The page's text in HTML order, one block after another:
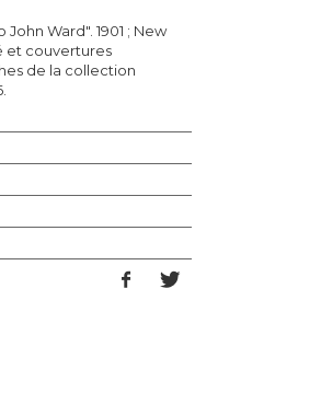
Ward". 1901 ; New
et couvertures
de la collection